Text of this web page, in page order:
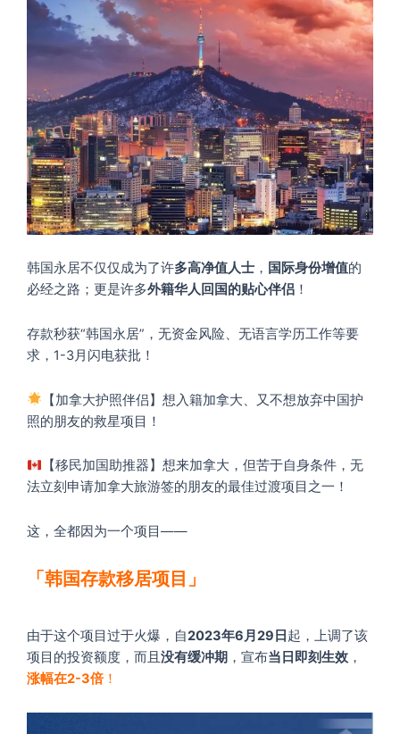
韩国永居不仅仅成为了许多高净值人士 ， 国际身份增值的
必经之路；更是许多外籍华人 回国的贴心伴侣 ！
存款秒获“韩国永居”，无资金风险、无语言学历工作等要
求，1-3月闪电获批！
【加拿大护照伴侣】想入籍加拿大、又不想放弃中国护
照的朋友的救星项目！
【移民加国助推器】想来加拿大，但苦于自身条件，无
法立刻申请加拿大旅游签的朋友的最佳过渡项目之一！
这，全都因为一个项目——
「韩国存款移居项目」
由于这个项目过于火爆，自2023年6月29日 起，上调了该
项目的投资额度，而且 没有缓冲期 ，宣布当日即刻生效 ，
涨幅在2-3倍 ！